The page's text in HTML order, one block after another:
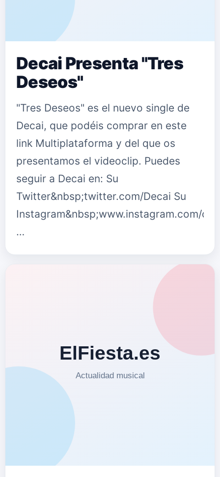
Decai Presenta "Tres
Deseos"
"Tres Deseos" es el nuevo single de
Decai, que podéis comprar en este
link Multiplataforma y del que os
presentamos el videoclip. Puedes
seguir a Decai en: Su
Twitter&nbsp;twitter.com/Decai Su
Instagram&nbsp;www.instagram.com/
…